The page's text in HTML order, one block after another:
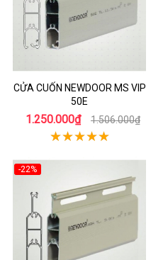
CỬA CUỐN NEWDOOR MS VIP
50E
1.250.000₫ 1.506.000₫
-22%